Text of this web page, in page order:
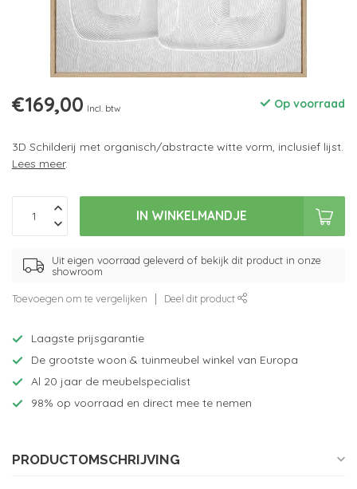
€169,00 Incl. btw Op voorraad
3D Schilderij met organisch/abstracte witte vorm, inclusief lijst.
Lees meer.
IN WINKELMANDJE
Uit eigen voorraad geleverd of bekijk dit product in onze
showroom
Toevoegen om te vergelijken Deel dit product
Laagste prijsgarantie
De grootste woon & tuinmeubel winkel van Europa
Al 20 jaar de meubelspecialist
98% op voorraad en direct mee te nemen
PRODUCTOMSCHRIJVING